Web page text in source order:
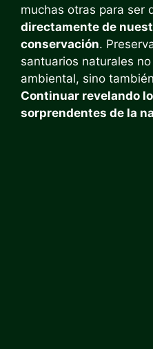
muchas otras para ser
directamente de
conservación.
santuarios naturales
ambiental, sino
Continuar revelando
sorprendentes de la